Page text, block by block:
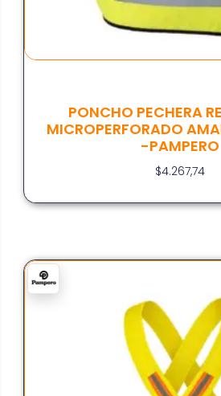
PONCHO PECHERA
MICROPERFORADO
-PAMPERO
$4.267,74